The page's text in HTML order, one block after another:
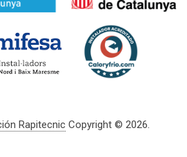
RapitecnicCopyright © 2026.